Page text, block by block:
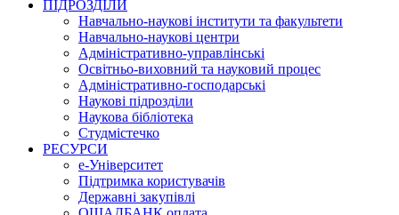
ПІДРОЗДІЛИ
Навчально-наукові інститути та факультети
Навчально-наукові центри
Адміністративно-управлінські
Освітньо-виховний та науковий процес
Адміністративно-господарські
Наукові підрозділи
Наукова бібліотека
Студмістечко
РЕСУРСИ
е-Університет
Підтримка користувачів
Державні закупівлі